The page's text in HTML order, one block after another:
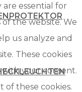
essential for
the website. We
us analyze and
These cookies
your consent.
of these cookies.